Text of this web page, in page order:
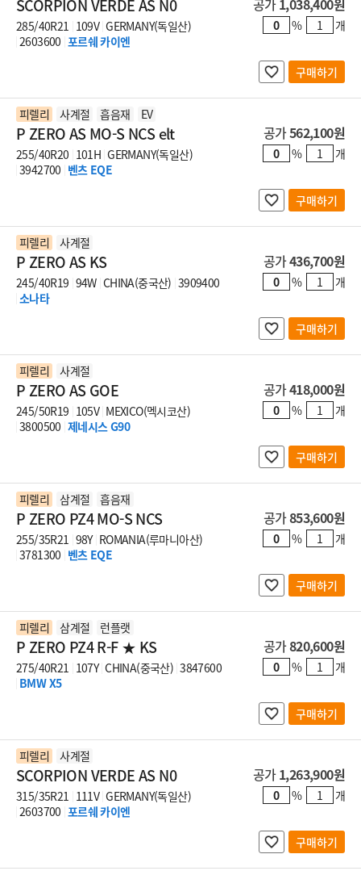
SCORPION VERDE AS N0
285/40R21 109V GERMANY(독일산)
2603600 포르쉐 카이엔
공가1,038,400원
% 개
구매하기
피렐리 사계절 흡음재 EV
P ZERO AS MO-S NCS elt
255/40R20 101H GERMANY(독일산)
3942700 벤츠 EQE
공가562,100원
% 개
구매하기
피렐리 사계절
P ZERO AS KS
245/40R19 94W CHINA(중국산) 3909400
소나타
공가436,700원
% 개
구매하기
피렐리 사계절
P ZERO AS GOE
245/50R19 105V MEXICO(멕시코산)
3800500 제네시스 G90
공가418,000원
% 개
구매하기
피렐리 삼계절 흡음재
P ZERO PZ4 MO-S NCS
255/35R21 98Y ROMANIA(루마니아산)
3781300 벤츠 EQE
공가853,600원
% 개
구매하기
피렐리 삼계절 런플랫
P ZERO PZ4 R-F ★ KS
275/40R21 107Y CHINA(중국산) 3847600
BMW X5
공가820,600원
% 개
구매하기
피렐리 사계절
SCORPION VERDE AS N0
315/35R21 111V GERMANY(독일산)
2603700 포르쉐 카이엔
공가1,263,900원
% 개
구매하기